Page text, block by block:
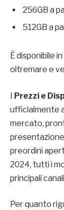
256GB a
512GB a
È disponibile
oltremare e
I Prezzi e
ufficialmente
mercato,
preordini
2024, tutti i
principali
Per quanto